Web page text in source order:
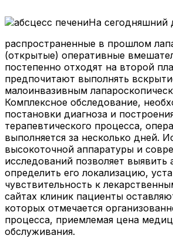
На сегодняшний
распространенные в прошлом
(открытые) оперативные
постепенно отходят на второй
предпочитают выполнять
малоинвазивным
Комплексное обследование,
постановки диагноза и
терапевтического процесса,
выполняется за несколько дней.
высокоточной аппаратуры и
исследований позволяет выявить
определить его локализацию,
чувствительность к
сайтах клиник пациенты
которых отмечается
процесса, приемлемая цена
обслуживания.